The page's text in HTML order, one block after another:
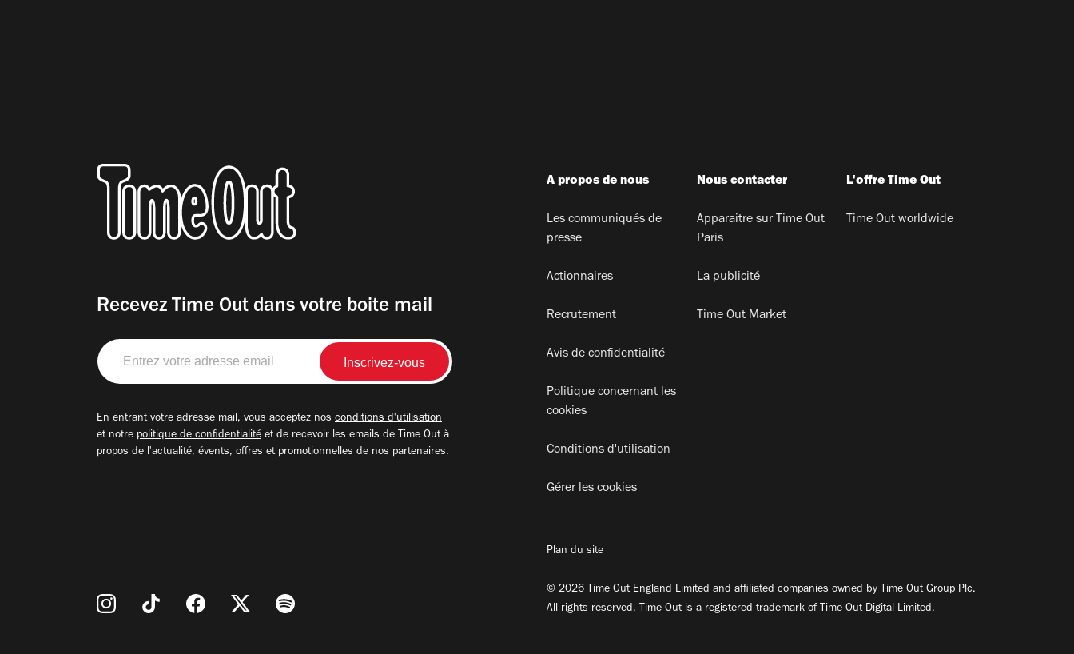
Recevez Time Out dans votre boite mail
Entrez
votre
adresse
En entrant votre adresse mail, vous acceptez nos conditions d'utilisation
et notre politique de confidentialité et de recevoir les emails de Time Out à
propos de l'actualité, évents, offres et promotionnelles de nos partenaires.
A propos de nous
Les communiqués de
presse
Actionnaires
Recrutement
Avis de confidentialité
Politique concernant les
cookies
Conditions d'utilisation
Gérer les cookies
Nous contacter
Apparaitre sur Time Out
Paris
La publicité
Time Out Market
L'offre Time Out
Time Out worldwide
Plan du site
© 2026 Time Out England Limited and affiliated companies owned by Time Out Group Plc.
All rights reserved. Time Out is a registered trademark of Time Out Digital Limited.